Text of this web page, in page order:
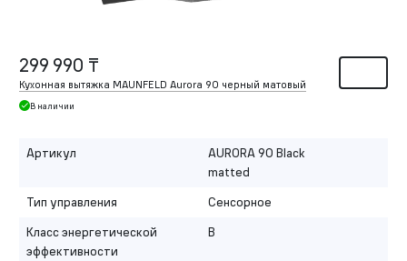
299 990 ₸
Кухонная вытяжка MAUNFELD Aurora 90 черный матовый
В наличии
Артикул
AURORA 90 Black
matted
Тип управления
Сенсорное
Класс энергетической
эффективности
B